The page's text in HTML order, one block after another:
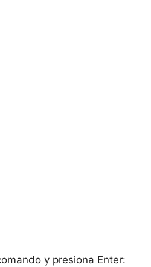
y presiona Enter: